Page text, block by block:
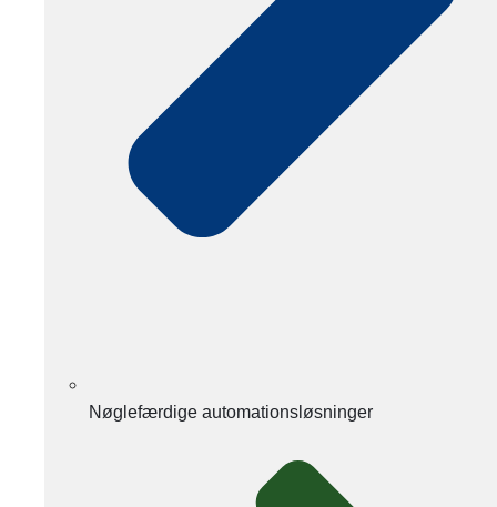
Nøglefærdige automationsløsninger